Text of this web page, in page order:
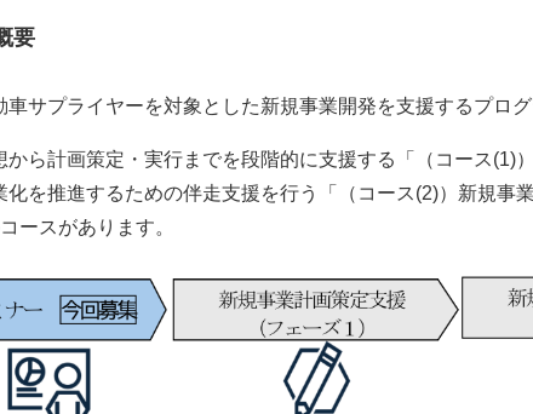
要
サプライヤーを対象とした新規事業開発を支援するプログ
ら計画策定・実行までを段階的に支援する「（コース(1)
化を推進するための伴走支援を行う「（コース(2)）新規事
ースがあります。